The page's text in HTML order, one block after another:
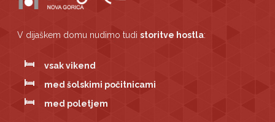
V dijaškem domu nudimo tudistoritve hostla:
vsak vikend
med šolskimi počitnicami
med poletjem